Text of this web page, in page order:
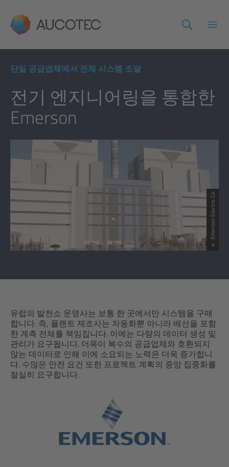
AUCOTEC
메
단일 공급업체에서 전체 시스템 조달
전기 엔지니어링을 통합한
Emerson
© Emerson Electric Co.
유럽의 발전소 운영사는 보통 한 곳에서만 시스템을 구매
합니다. 즉, 플랜트 제조사는 자동화뿐 아니라 배선을 포함
한 계측 전체를 책임집니다. 이에는 다량의 데이터 생성 및
관리가 요구됩니다. 더욱이 복수의 공급업체와 호환되지
않는 데이터로 인해 이에 소요되는 노력은 더욱 증가합니
다. 수많은 안전 요건 또한 프로젝트 계획의 중앙 집중화를
절실히 요구합니다.